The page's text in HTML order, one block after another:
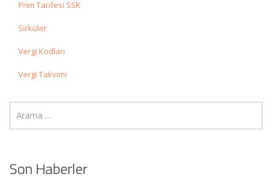
Prim Tarifesi SSK
Sirküler
Vergi Kodları
Vergi Takvimi
Son Haberler